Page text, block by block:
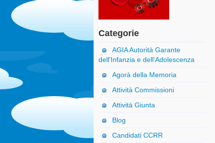
Categorie
AGIA Autorità Garante
dell'Infanzia e dell'Adolescenza
Agorà della Memoria
Attività Commissioni
Attività Giunta
Blog
Candidati CCRR